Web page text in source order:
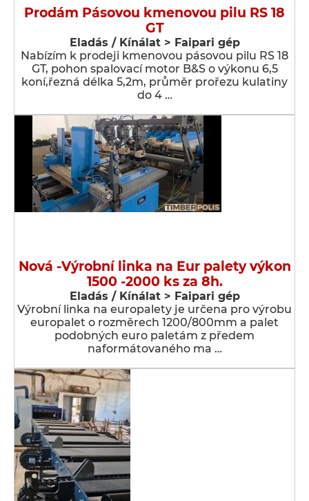
Prodám Pásovou kmenovou pilu RS 18
GT
Eladás / Kínálat > Faipari gép
Nabízím k prodeji kmenovou pásovou pilu RS 18
GT, pohon spalovací motor B&S o výkonu 6,5
koní,řezná délka 5,2m, průměr prořezu kulatiny
do 4 …
Nová -Výrobní linka na Eur palety výkon
1500 -2000 ks za 8h.
Eladás / Kínálat > Faipari gép
Výrobní linka na europalety je určena pro výrobu
europalet o rozměrech 1200/800mm a palet
podobných euro paletám z předem
naformátovaného ma …